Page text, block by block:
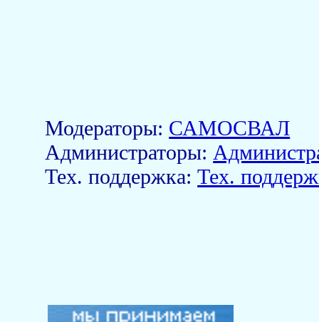
Модераторы: САМОСВАЛ
Aдминистраторы:
Тех. поддержка:Тех.